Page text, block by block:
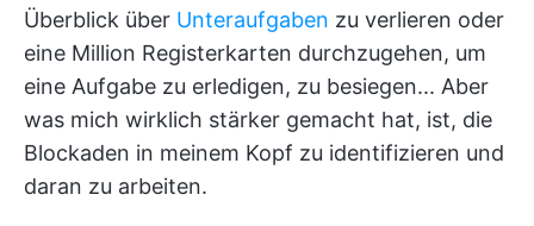
Überblick über Unteraufgaben zu verlieren oder
eine Million Registerkarten durchzugehen, um
eine Aufgabe zu erledigen, zu besiegen... Aber
was mich wirklich stärker gemacht hat, ist, die
Blockaden in meinem Kopf zu identifizieren und
daran zu arbeiten.